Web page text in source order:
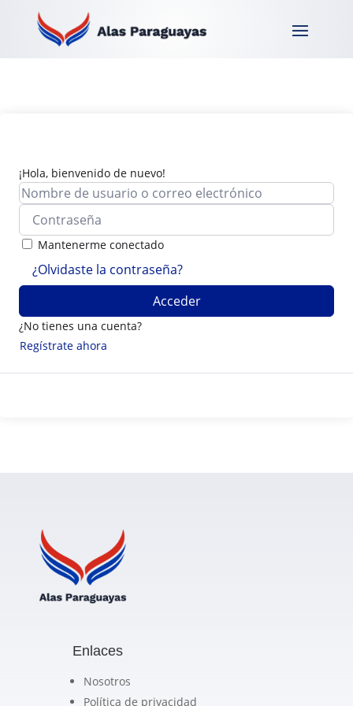
¡Hola, bienvenido de nuevo!
Mantenerme conectado
¿Olvidaste la contraseña?
Acceder
¿No tienes una cuenta?
Regístrate ahora
Enlaces
Nosotros
Política de privacidad